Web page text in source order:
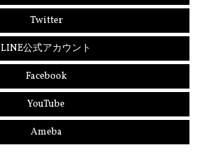
Twitter
LINE公式アカウント
Facebook
YouTube
Ameba